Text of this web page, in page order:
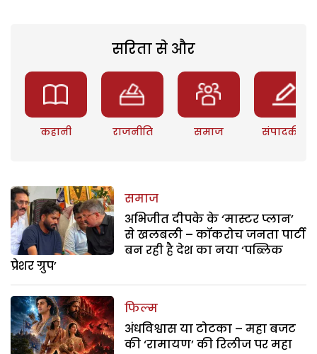
सरिता से और
कहानी राजनीति समाज संपादकीय
समाज
अभिजीत दीपके के ‘मास्टर प्लान’
से खलबली – कॉकरोच जनता पार्टी
बन रही है देश का नया ‘पब्लिक
प्रेशर ग्रुप’
फिल्म
अंधविश्वास या टोटका – महा बजट
की ‘रामायण’ की रिलीज पर महा